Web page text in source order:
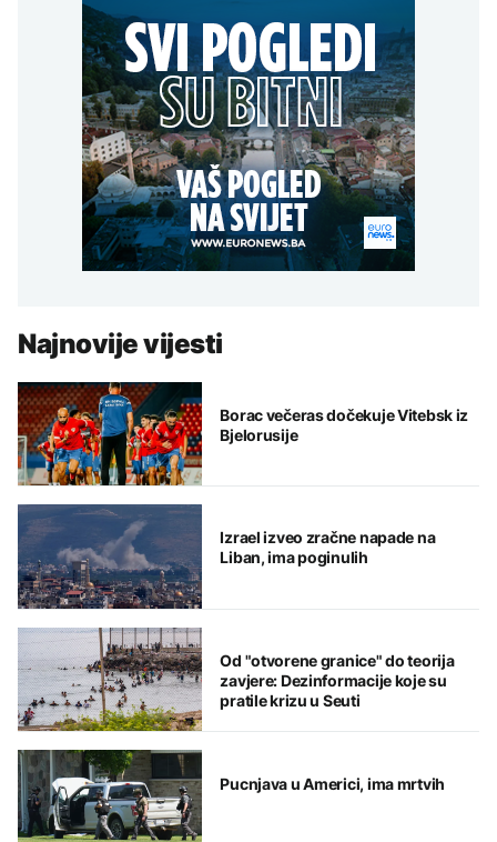
Najnovije vijesti
Borac večeras dočekuje Vitebsk iz
Bjelorusije
Izrael izveo zračne napade na
Liban, ima poginulih
Od "otvorene granice" do teorija
zavjere: Dezinformacije koje su
pratile krizu u Seuti
Pucnjava u Americi, ima mrtvih